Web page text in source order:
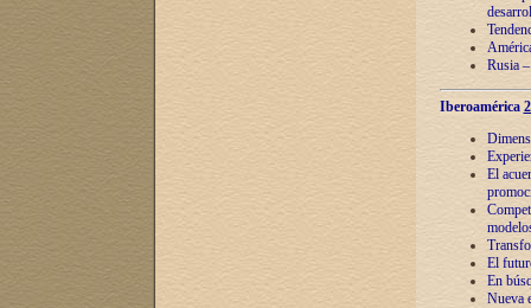
Rusia
Iberoamérica
El
El
En
Nueva